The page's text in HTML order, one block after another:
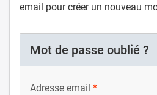
email pour créer un nouveau
Mot de passe oublié ?
Adresse email